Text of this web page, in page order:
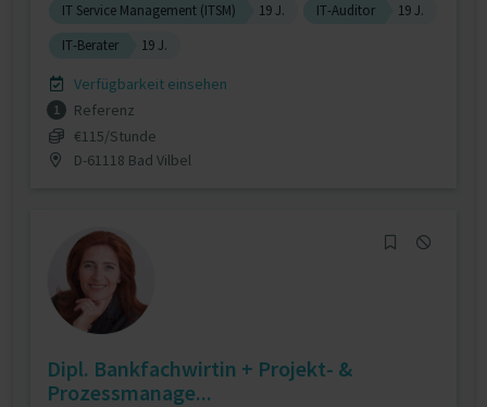
IT Service Management (ITSM)
19 J. IT-Auditor
19 J.
IT-Berater
19 J.
Verfügbarkeit einsehen
1
Referenz
€115/Stunde
D-61118 Bad Vilbel
Dipl. Bankfachwirtin + Projekt- &
Prozessmanage...